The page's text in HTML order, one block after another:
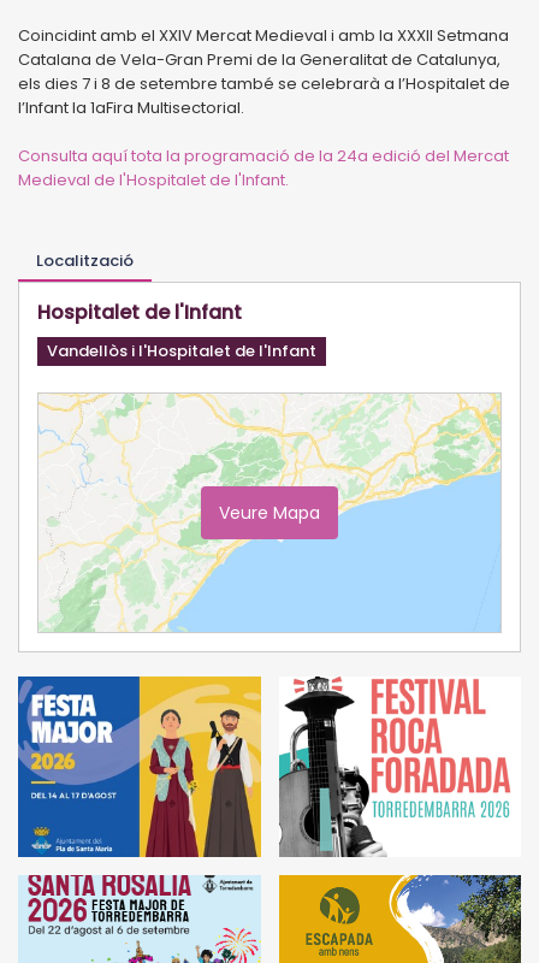
Coincidint amb el XXIV Mercat Medieval i amb la XXXII Setmana
Catalana de Vela-Gran Premi de la Generalitat de Catalunya,
els dies 7 i 8 de setembre també se celebrarà a l’Hospitalet de
l’Infant la 1aFira Multisectorial.
Consulta aquí tota la programació de la 24a edició del Mercat
Medieval de l'Hospitalet de l'Infant.
Localització
Hospitalet de l'Infant
Vandellòs i l'Hospitalet de l'Infant
Veure Mapa